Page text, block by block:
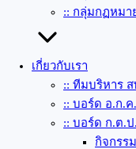
:: กลุ่มกฏหมา
เกี่ยวกับเรา
:: ทีมบริหาร ส
:: บอร์ด อ.ก.ค
:: บอร์ด ก.ต.
กิจกรร